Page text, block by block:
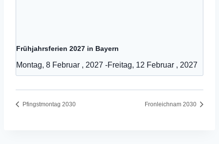
Frühjahrsferien 2027 in Bayern
Montag, 8 Februar , 2027 -Freitag, 12 Februar , 2027
Pfingstmontag 2030 Fronleichnam 2030